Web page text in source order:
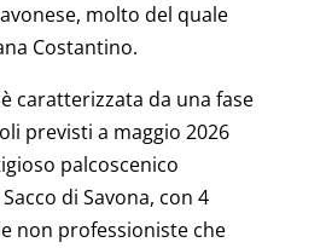
molto del quale
Costantino.
caratterizzata da una fase
previsti a maggio 2026
palcoscenico
di Savona, con 4
non professioniste che